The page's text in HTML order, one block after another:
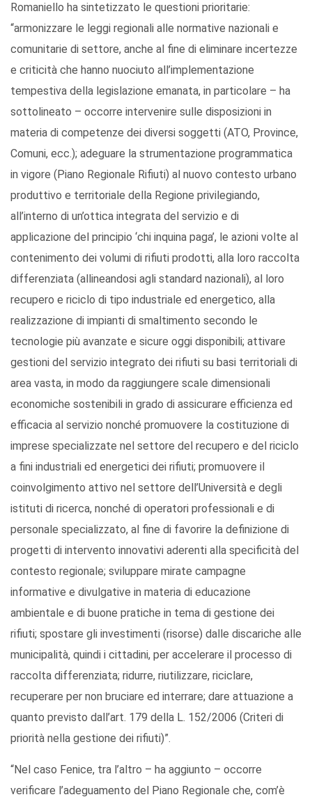
Romaniello ha sintetizzato le questioni prioritarie:
“armonizzare le leggi regionali alle normative nazionali e
comunitarie di settore, anche al fine di eliminare incertezze
e criticità che hanno nuociuto all’implementazione
tempestiva della legislazione emanata, in particolare – ha
sottolineato – occorre intervenire sulle disposizioni in
materia di competenze dei diversi soggetti (ATO, Province,
Comuni, ecc.); adeguare la strumentazione programmatica
in vigore (Piano Regionale Rifiuti) al nuovo contesto urbano
produttivo e territoriale della Regione privilegiando,
all’interno di un’ottica integrata del servizio e di
applicazione del principio ‘chi inquina paga’, le azioni volte al
contenimento dei volumi di rifiuti prodotti, alla loro raccolta
differenziata (allineandosi agli standard nazionali), al loro
recupero e riciclo di tipo industriale ed energetico, alla
realizzazione di impianti di smaltimento secondo le
tecnologie più avanzate e sicure oggi disponibili; attivare
gestioni del servizio integrato dei rifiuti su basi territoriali di
area vasta, in modo da raggiungere scale dimensionali
economiche sostenibili in grado di assicurare efficienza ed
efficacia al servizio nonché promuovere la costituzione di
imprese specializzate nel settore del recupero e del riciclo
a fini industriali ed energetici dei rifiuti; promuovere il
coinvolgimento attivo nel settore dell’Università e degli
istituti di ricerca, nonché di operatori professionali e di
personale specializzato, al fine di favorire la definizione di
progetti di intervento innovativi aderenti alla specificità del
contesto regionale; sviluppare mirate campagne
informative e divulgative in materia di educazione
ambientale e di buone pratiche in tema di gestione dei
rifiuti; spostare gli investimenti (risorse) dalle discariche alle
municipalità, quindi i cittadini, per accelerare il processo di
raccolta differenziata; ridurre, riutilizzare, riciclare,
recuperare per non bruciare ed interrare; dare attuazione a
quanto previsto dall’art. 179 della L. 152/2006 (Criteri di
priorità nella gestione dei rifiuti)”.
“Nel caso Fenice, tra l’altro – ha aggiunto – occorre
verificare l’adeguamento del Piano Regionale che, com’è